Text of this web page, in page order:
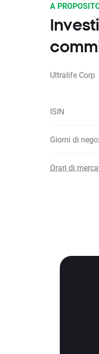
A
Ultralife Corp
ISIN
Giorni di
Orari di